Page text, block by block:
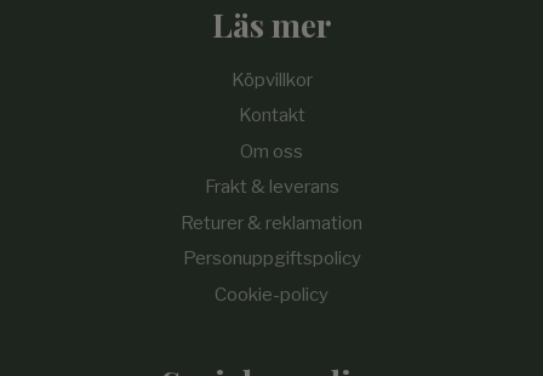
Läs mer
Köpvillkor
Kontakt
Om oss
Frakt & leverans
Returer & reklamation
Personuppgiftspolicy
Cookie-policy